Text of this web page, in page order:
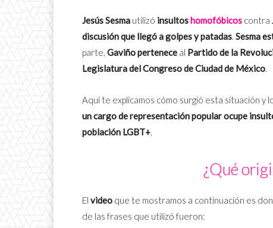
Jesús Sesma utilizó insultoshomofóbicos contra
discusión que llegó a golpes y patadas. Sesma
parte, Gaviñopertenece al Partido de la
Legislatura del Congreso de Ciudad de México.
Aquí te explicamos cómo surgió esta situación y
un cargo de representación popular ocupe
población LGBT+.
¿Qué
El video que te mostramos a continuación es
de las frases que utilizó fueron: